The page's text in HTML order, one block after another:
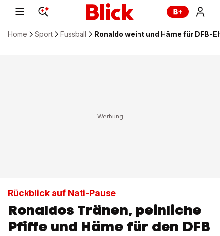
Home Sport Fussball Ronaldo weint und Häme für DFB-
Rückblick auf Nati-Pause
Ronaldos Tränen, peinliche
Pfiffe und Häme für den DFB